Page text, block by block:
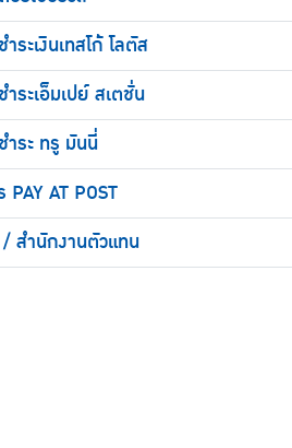
ระเงินเทสโก้ โลตัส
ระเอ็มเปย์ สเตชั่น
ำระ ทรู มันนี่
AT POST
สำนักงานตัวแทน